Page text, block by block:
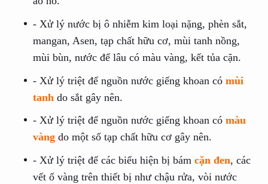
- Xử lý nước bị ô nhiễm kim loại nặng, phèn sắt,
mangan, Asen, tạp chất hữu cơ, mùi tanh nồng,
mùi bùn, nước để lâu có màu vàng, kết tủa cặn.
- Xử lý triệt để nguồn nước giếng khoan có mùi
tanh do sắt gây nên.
- Xử lý triệt để nguồn nước giếng khoan có màu
vàng do một số tạp chất hữu cơ gây nên.
- Xử lý triệt để các biểu hiện bị bám cặn đen, các
vết ố vàng trên thiết bị như chậu rửa, vòi nước